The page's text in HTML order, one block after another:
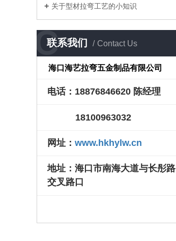
关于型材拉弯工艺的小知识
联系我们 Contact Us
C
海口海艺拉弯五金制品有限公司
电话：18876846620 陈经理
18100963032
网址： www.hkhylw.cn
地址：海口市南海大道与长彤路
交叉路口